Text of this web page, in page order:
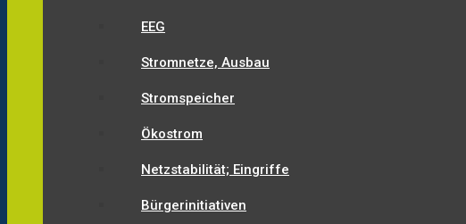
EEG
Stromnetze, Ausbau
Stromspeicher
Ökostrom
Netzstabilität; Eingriffe
Bürgerinitiativen